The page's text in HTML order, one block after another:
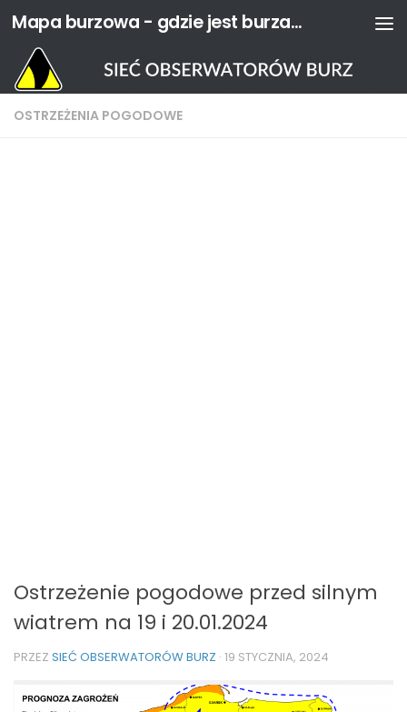
Przejdź do treści Mapa burzowa - gdzie jest burza? | Sieć Obserwatorów Burz
OSTRZEŻENIA POGODOWE
Ostrzeżenie pogodowe przed silnym
wiatrem na 19 i 20.01.2024
PRZEZ SIEĆ OBSERWATORÓW BURZ · 19 STYCZNIA, 2024